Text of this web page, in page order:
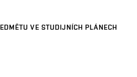
VE STUDIJNÍCH PLÁNECH